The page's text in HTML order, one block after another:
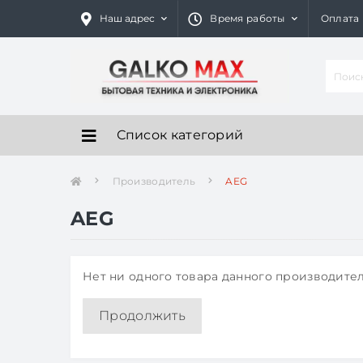
Наш адрес Время работы Оплата
Список категорий
Производитель AEG
AEG
Нет ни одного товара данного
Продолжить